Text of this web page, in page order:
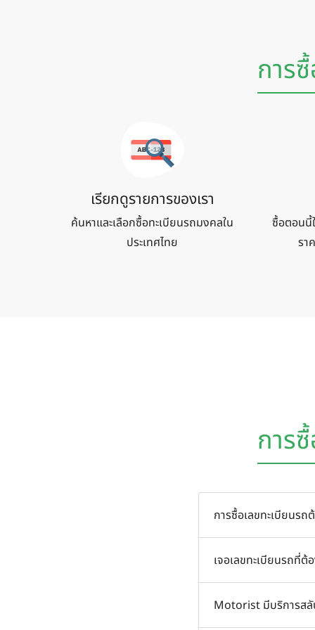
การ
เรียกดูรายการของเรา
ค้นหาและเลือกซื้อทะเบียนรถมงคลใน
ประเทศไทย
ซื้อตอนนี้
รา
การ
การซื้อเลขทะเบียนรถ
คุณควรจัดหาเลขทะเ
เจอเลขทะเบียนรถที่ต้
คลิกที่ปุ่ม "ซื้อเลย" จา
Motorist มีบริการสลั